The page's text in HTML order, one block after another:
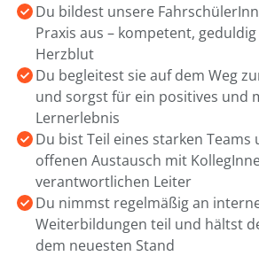
Du bildest unsere
Praxis aus – kompetent,
Herzblut
Du begleitest sie auf dem Weg
und sorgst für ein positives und
Lernerlebnis
Du bist Teil eines starken Teams
offenen Austausch mit
verantwortlichen Leiter
Du nimmst regelmäßig an
Weiterbildungen teil und hältst
dem neuesten Stand